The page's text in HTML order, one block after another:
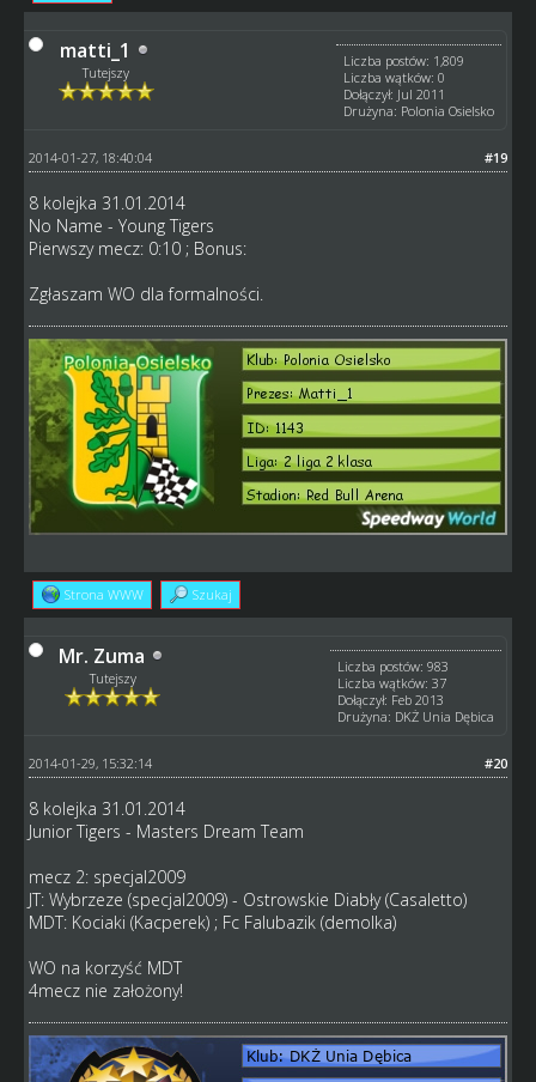
matti_1
Tutejszy
Liczba postów: 1,809
Liczba wątków: 0
Dołączył: Jul 2011
Drużyna: Polonia Osielsko
#19
2014-01-27, 18:40:04
8 kolejka 31.01.2014
No Name - Young Tigers
Pierwszy mecz: 0:10 ; Bonus:
Zgłaszam WO dla formalności.
Strona WWW Szukaj
Mr. Zuma
Tutejszy
Liczba postów: 983
Liczba wątków: 37
Dołączył: Feb 2013
Drużyna: DKŻ Unia Dębica
#20
2014-01-29, 15:32:14
8 kolejka 31.01.2014
Junior Tigers - Masters Dream Team
mecz 2: specjal2009
JT: Wybrzeze (specjal2009) - Ostrowskie Diabły (Casaletto)
MDT: Kociaki (Kacperek) ; Fc Falubazik (demolka)
WO na korzyść MDT
4mecz nie założony!